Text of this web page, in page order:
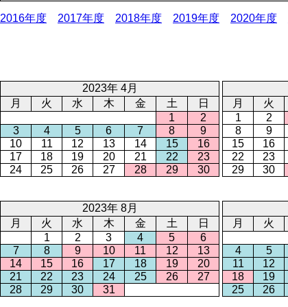
2016年度 2017年度 2018年度 2019年度 2020年度
2023年 4月
月
火 水 木 金 土
日
1
2
3
4 5 6 7 8
9
10
11 12 13 14 15
16
17
18 19 20 21 22
23
24
25 26 27 28 29 30
月
火
1
2
8
9
15
16
22
23
29
30
2023年 8月
月
火 水 木 金 土
日
1
2 3 4 5
6
7
8 9 10 11 12
13
14
15 16 17 18 19
20
21
22 23 24 25 26
27
28
29 30 31
月
火
4
5
11
12
18
19
25
26